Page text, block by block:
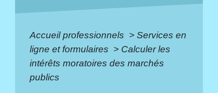
Accueil professionnels > Services en
ligne et formulaires > Calculer les
intérêts moratoires des marchés
publics